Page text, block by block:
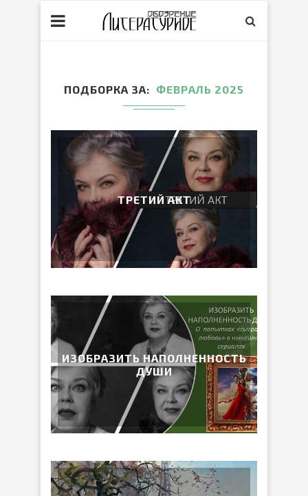
ПОДБОРКА ЗА ФЕВРАЛЬ 2025
ТРЕТИЙ АКТ
ИЗОБРАЗИТЬ НАПОЛНЕННОСТЬ
ДУШИ